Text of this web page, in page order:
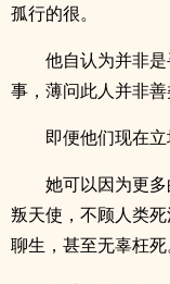
孤行的很。
他自认为并非
事，薄问此人并非善
即便他们现在
她可以因为更
叛天使，不顾人类
聊生，甚至无辜枉死